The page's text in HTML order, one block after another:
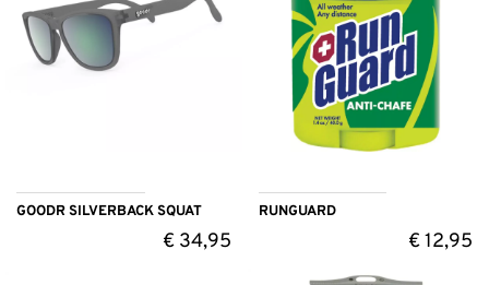
GOODR SILVERBACK SQUAT
€34,95
RUNGUARD
€12,95